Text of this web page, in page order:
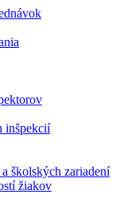
inšpekcií
školských zariadení
žiakov